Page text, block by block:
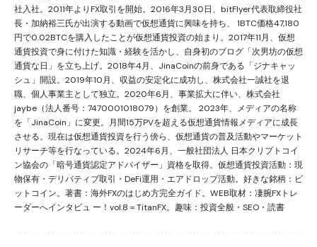
社入社。2011年よりFX取引を開始。2016年3月30日、bitFlyer代表取締役社
長・加納裕三氏が出演する動画で仮想通貨に興味を持ち、 1BTC価格47,180
円で0.02BTCを購入したことが仮想通貨投資の始まり。2017年11月、仮想
通貨投資で身に付けた知識・経験を活かし、自身初のブログ「次男坊の仮想
通貨な日」を立ち上げ。2018年4月、JinaCoinの前身である「ジナキャッ
シュ」開設。2019年10月、収益の安定化に成功し、株式会社一誠社を退
職、個人事業主として独立。2020年6月、事業拡大に伴い、株式会社
jaybe（法人番号：7470001018079）を創業。 2023年、メディアの名称
を「JinaCoin」に変更。月間15万PVを超える仮想通貨情報メディアに成長
させる。現在は仮想通貨投資を行う傍ら、仮想通貨の普及活動やマーケット
リサーチ等を行なっている。2024年6月、一般社団法人 日本クリプトコイ
ン協会の「暗号通貨認定アドバイザー」資格を取得。仮想通貨投資活動：現
物保有・デリバティブ取引・DeFi運用・エアドロップ活動。好きな銘柄：ビ
ットコイン。著書：海外FXのはじめ方完全ガイド。WEB取材：凄腕FXトレ
ーダーへインタビュ ー！vol.8＝TitanFX。趣味：投資全般・SEO・読書